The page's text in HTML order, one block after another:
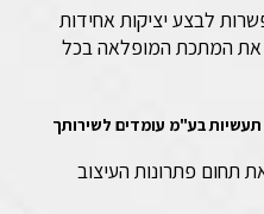
לבצע יציקות אחידות
את המתכת המופלאה בכל
תעשיות בע"מ עומדים לשירותך
את תחום פתרונות העיצוב